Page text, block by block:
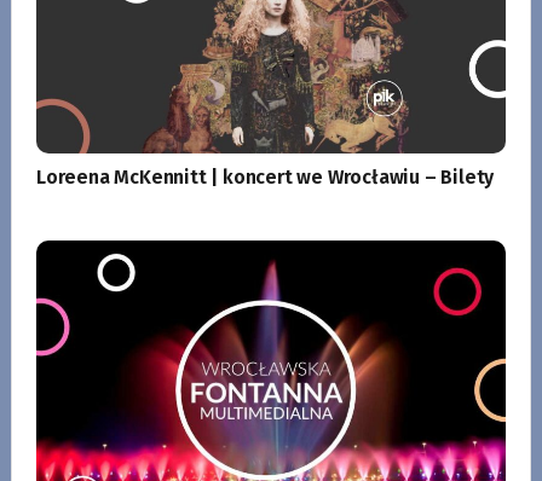
Loreena McKennitt | koncert we Wrocławiu – Bilety